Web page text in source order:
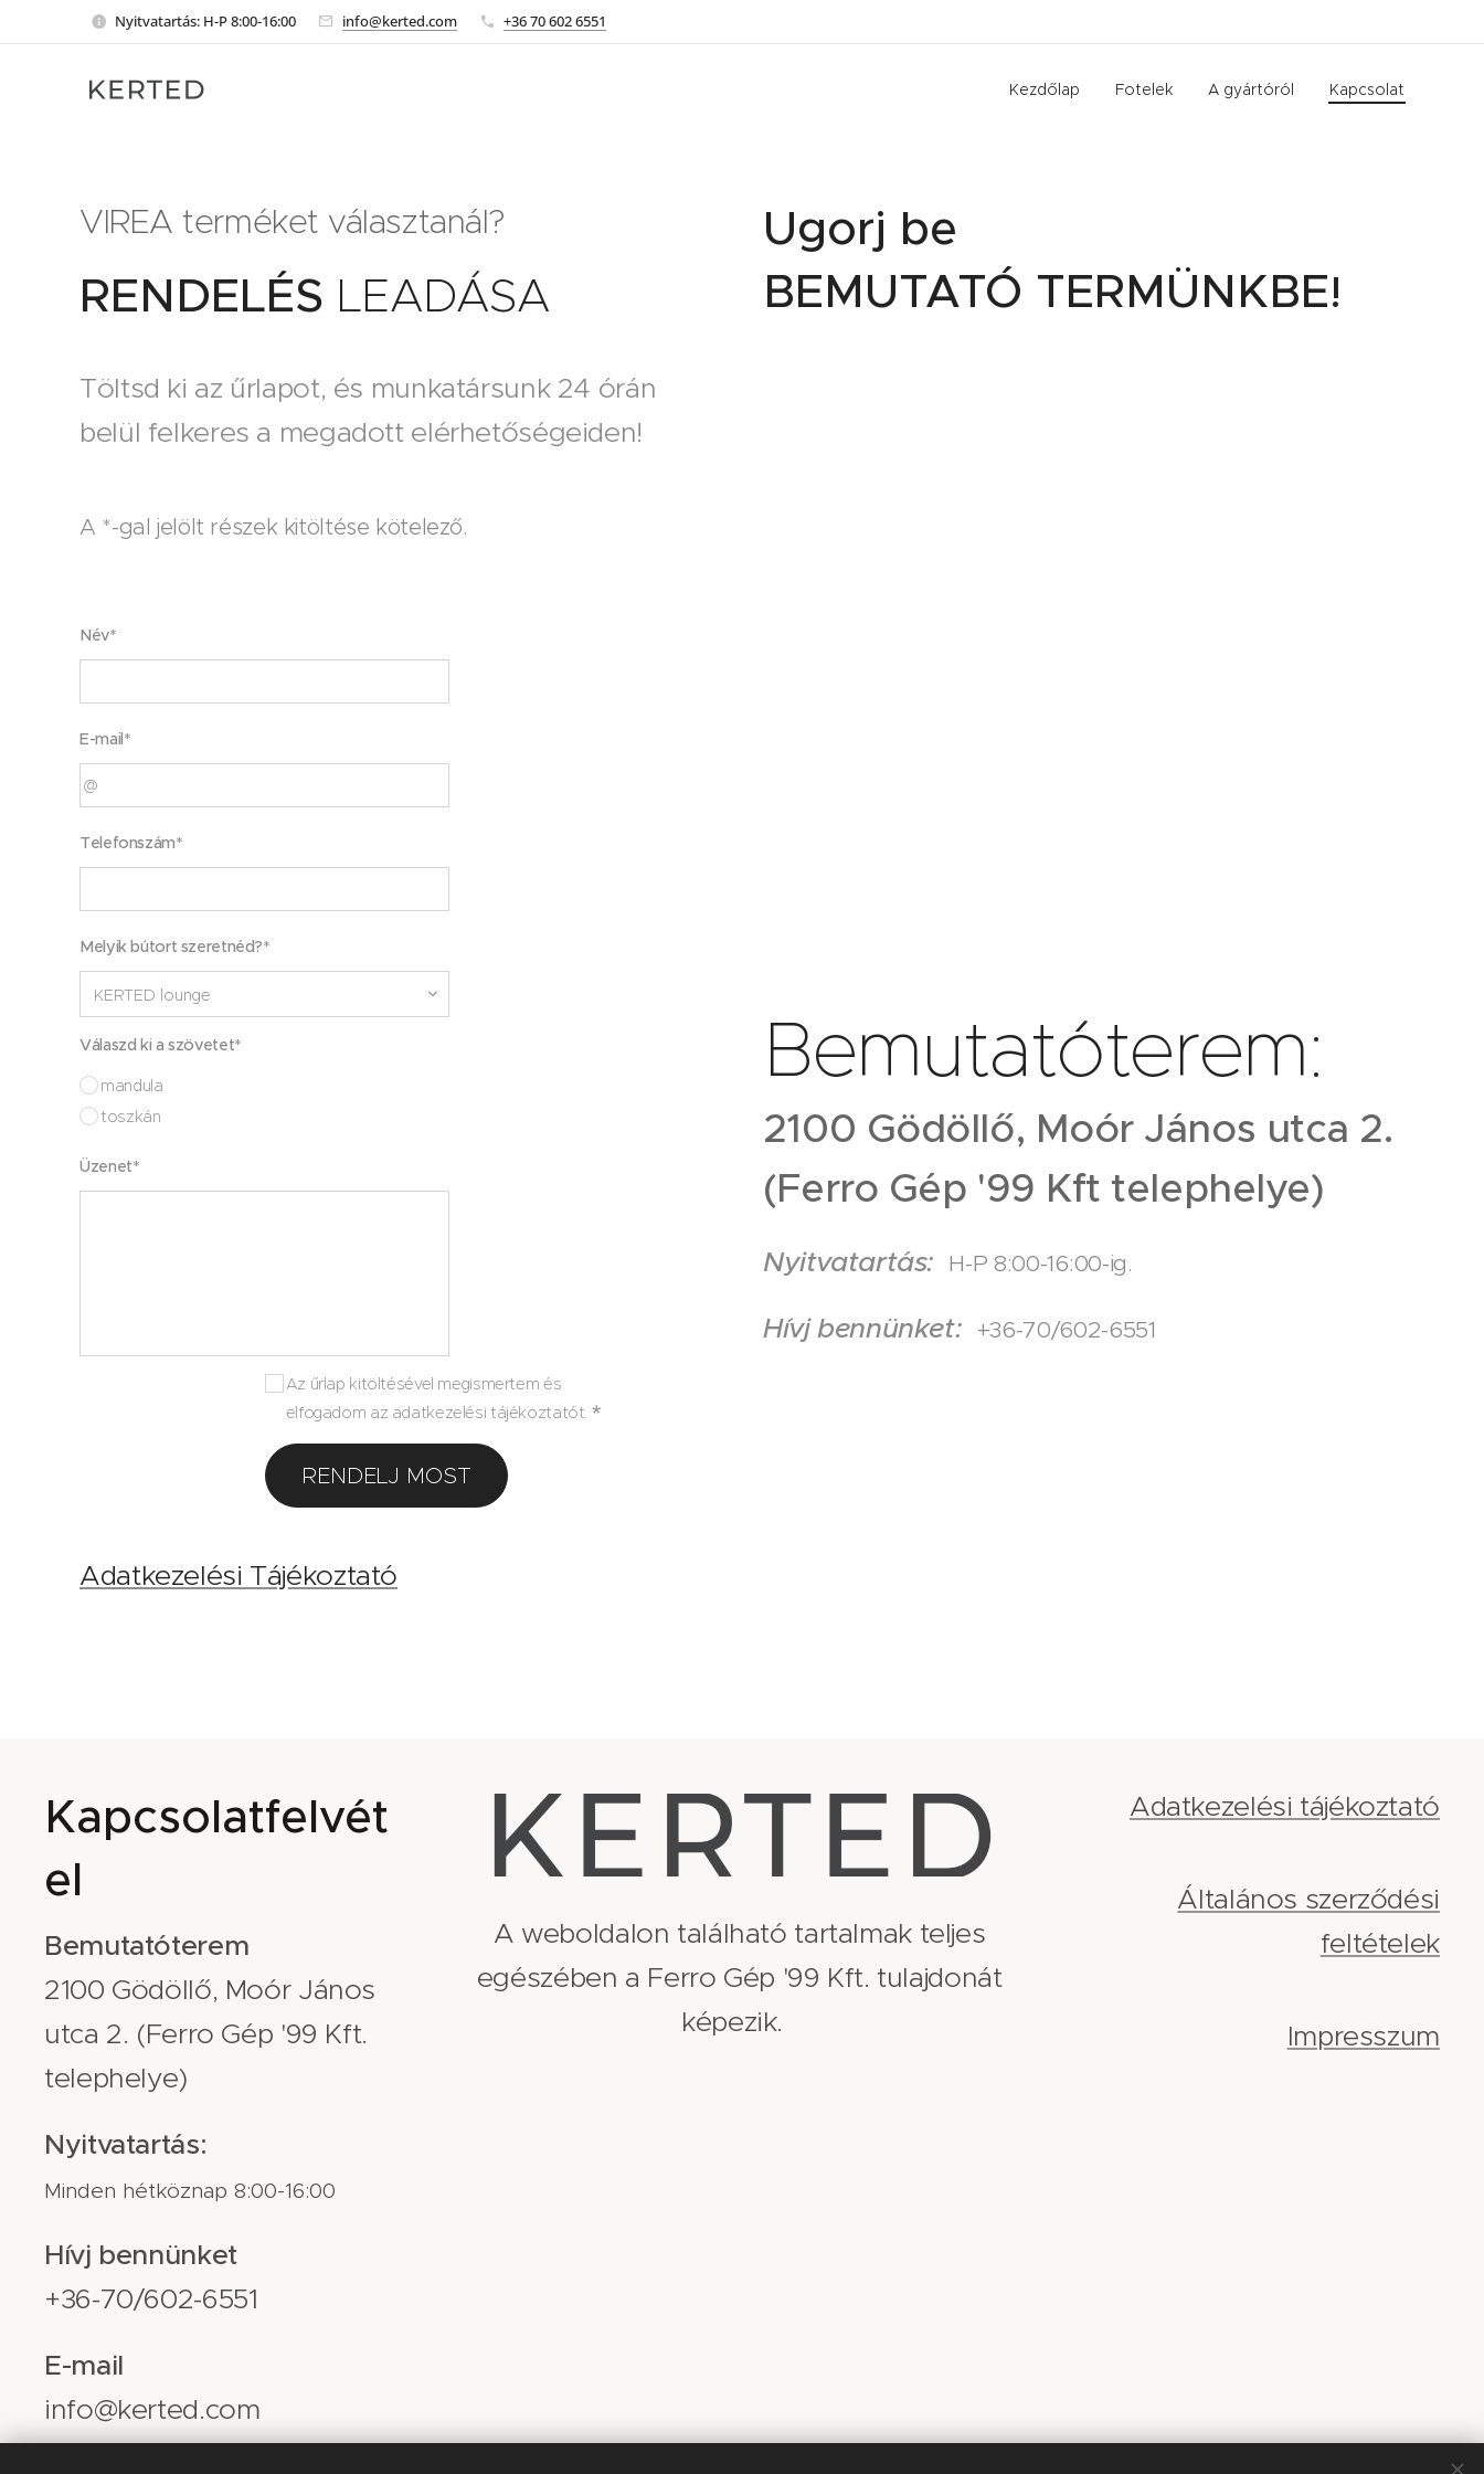
Nyitvatartás: H-P 8:00-16:00 info@kerted.com +36 70 602 6551
Kezdőlap Fotelek A gyártóról Kapcsolat
VIREA terméket választanál?
RENDELÉS LEADÁSA
Töltsd ki az űrlapot, és munkatársunk 24 órán
belül felkeres a megadott elérhetőségeiden!
A *-gal jelölt részek kitöltése kötelező.
Név*
E-mail*
Telefonszám*
Melyik bútort szeretnéd?*
Válaszd ki a szövetet*
mandula
toszkán
Üzenet*
Az űrlap kitöltésével megismertem és
elfogadom az adatkezelési tájékoztatót.
RENDELJ MOST
Adatkezelési Tájékoztató
Ugorj be
BEMUTATÓ TERMÜNKBE!
Bemutatóterem:
2100 Gödöllő, Moór János utca 2.
(Ferro Gép '99 Kft telephelye)
Nyitvatartás: H-P 8:00-16:00-ig.
Hívj bennünket: +36-70/602-6551
Kapcsolatfelvét
el
Bemutatóterem
2100 Gödöllő, Moór János
utca 2. (Ferro Gép '99 Kft.
telephelye)
Nyitvatartás:
Minden hétköznap 8:00-16:00
Hívj bennünket
+36-70/602-6551
E-mail
info@kerted.com
A weboldalon található tartalmak teljes
egészében a Ferro Gép '99 Kft. tulajdonát
képezik.
Adatkezelési tájékoztató
Általános szerződési
feltételek
Impresszum